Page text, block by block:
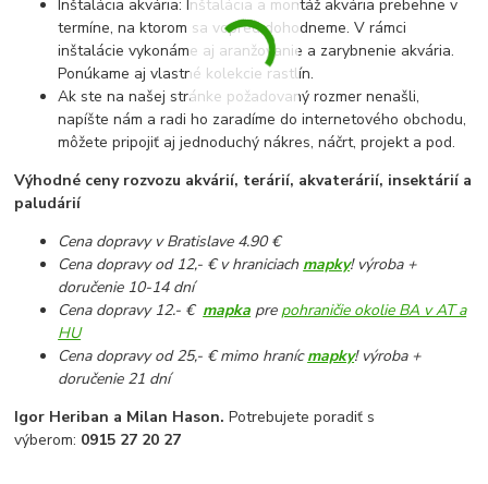
Inštalácia akvária: Inštalácia a montáž akvária prebehne v
termíne, na ktorom sa vopred dohodneme. V rámci
inštalácie vykonáme aj aranžovanie a zarybnenie akvária.
Ponúkame aj vlastné kolekcie rastlín.
Ak ste na našej stránke požadovaný rozmer nenašli,
napíšte nám a radi ho zaradíme do internetového obchodu,
môžete pripojiť aj jednoduchý nákres, náčrt, projekt a pod.
Výhodné ceny rozvozu akvárií, terárií, akvaterárií, insektárií a
paludárií
Cena dopravy v Bratislave 4.90 €
Cena dopravy od 12,- € v hraniciach mapky! výroba +
doručenie 10-14 dní
Cena dopravy 12.- € mapka pre pohraničie okolie BA v AT a
HU
Cena dopravy od 25,- € mimo hranícmapky! výroba +
doručenie 21 dní
Igor Heriban a Milan Hason.Potrebujete poradiť s
výberom: 0915 27 20 27